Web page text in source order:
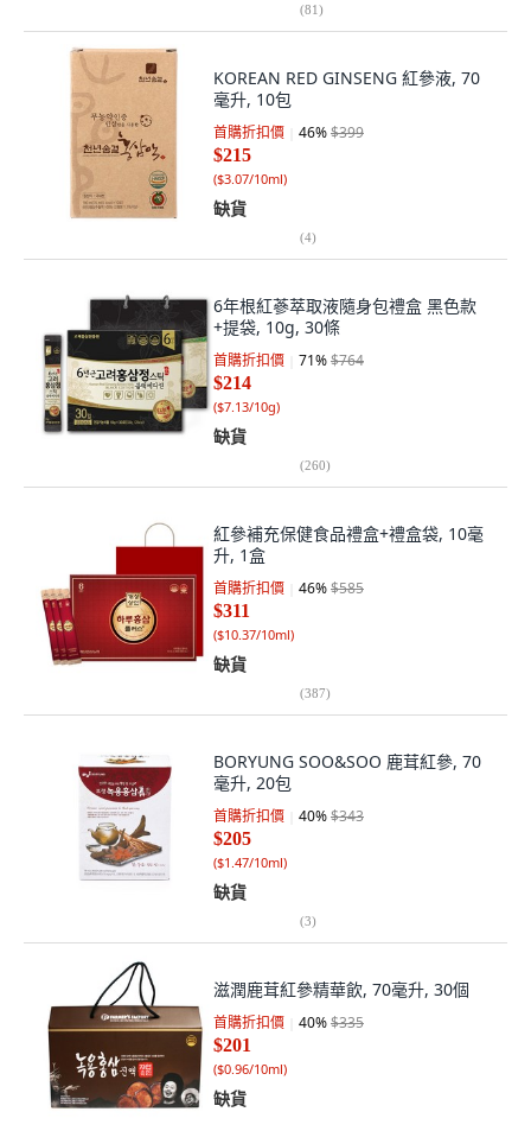
(81)
KOREAN RED GINSENG 紅參液, 70
毫升, 10包
首購折扣價 46%$399
$215
($3.07/10ml)
缺貨
(4)
6年根紅蔘萃取液隨身包禮盒 黑色款
+提袋, 10g, 30條
首購折扣價 71%$764
$214
($7.13/10g)
缺貨
(260)
紅參補充保健食品禮盒+禮盒袋, 10毫
升, 1盒
首購折扣價 46%$585
$311
($10.37/10ml)
缺貨
(387)
BORYUNG SOO&SOO 鹿茸紅參, 70
毫升, 20包
首購折扣價 40%$343
$205
($1.47/10ml)
缺貨
(3)
滋潤鹿茸紅參精華飲, 70毫升, 30個
首購折扣價 40%$335
$201
($0.96/10ml)
缺貨